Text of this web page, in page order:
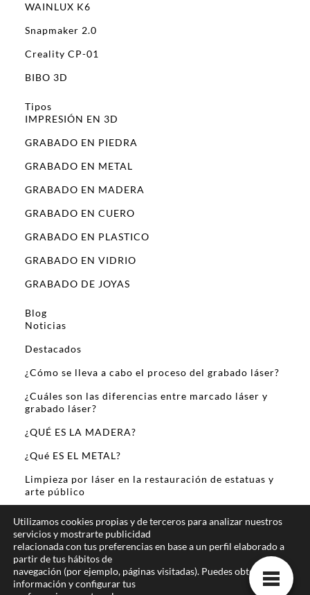
WAINLUX K6
Snapmaker 2.0
Creality CP-01
BIBO 3D
Tipos
IMPRESIÓN EN 3D
GRABADO EN PIEDRA
GRABADO EN METAL
GRABADO EN MADERA
GRABADO EN CUERO
GRABADO EN PLASTICO
GRABADO EN VIDRIO
GRABADO DE JOYAS
Blog
Noticias
Destacados
¿Cómo se lleva a cabo el proceso del grabado láser?
¿Cuáles son las diferencias entre marcado láser y
grabado láser?
¿QUÉ ES LA MADERA?
¿Qué ES EL METAL?
Limpieza por láser en la restauración de estatuas y
arte público
Sobre Mi
Utilizamos cookies propias y de terceros para analizar nuestros
servicios y mostrarte publicidad
relacionada con tus preferencias en base a un perfil elaborado a
partir de tus hábitos de
navegación (por ejemplo, páginas visitadas). Puedes obtener más
información y configurar tus